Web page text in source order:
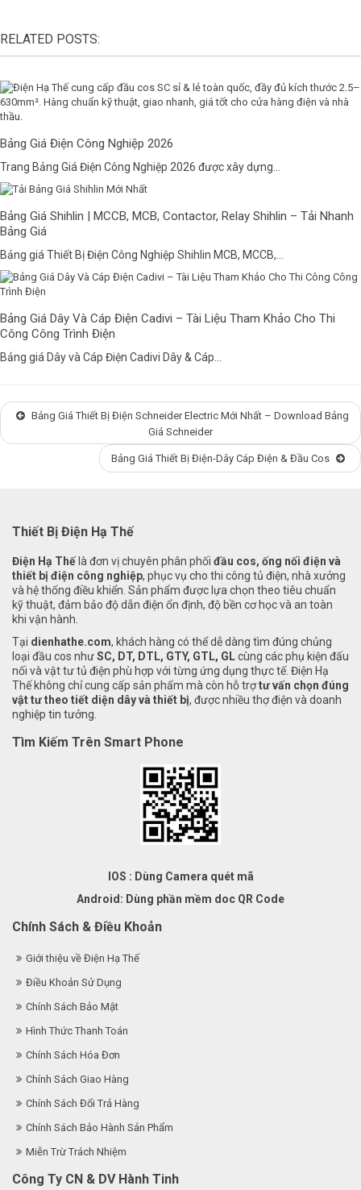
RELATED POSTS:
Bảng Giá Điện Công Nghiệp 2026
Trang Bảng Giá Điện Công Nghiệp 2026 được xây dựng...
Bảng Giá Shihlin | MCCB, MCB, Contactor, Relay Shihlin – Tải Nhanh
Bảng Giá
Bảng giá Thiết Bị Điện Công Nghiệp Shihlin MCB, MCCB,...
Bảng Giá Dây Và Cáp Điện Cadivi – Tài Liệu Tham Khảo Cho Thi
Công Công Trình Điện
Bảng giá Dây và Cáp Điện Cadivi Dây & Cáp...
Bảng Giá Thiết Bị Điện Schneider Electric Mới Nhất – Download Bảng
Giá Schneider
Bảng Giá Thiết Bị Điện-Dây Cáp Điện & Đầu Cos
Thiết Bị Điện Hạ Thế
Điện Hạ Thếlà đơn vị chuyên phân phối đầu cos, ống nối điện và
thiết bị điện công nghiệp, phục vụ cho thi công tủ điện, nhà xưởng
và hệ thống điều khiển. Sản phẩm được lựa chọn theo tiêu chuẩn
kỹ thuật, đảm bảo độ dẫn điện ổn định, độ bền cơ học và an toàn
khi vận hành.
Tại dienhathe.com, khách hàng có thể dễ dàng tìm đúng chủng
loại đầu cos nhưSC, DT, DTL, GTY, GTL, GLcùng các phụ kiện đấu
nối và vật tư tủ điện phù hợp với từng ứng dụng thực tế. Điện Hạ
Thế không chỉ cung cấp sản phẩm mà còn hỗ trợtư vấn chọn đúng
vật tư theo tiết diện dây và thiết bị, được nhiều thợ điện và doanh
nghiệp tin tưởng.
Tìm Kiếm Trên Smart Phone
IOS : Dùng Camera quét mã
Android: Dùng phần mềm doc QR Code
Chính Sách & Điều Khoản
Giới thiệu về Điện Hạ Thế
Điều Khoản Sử Dụng
Chính Sách Bảo Mật
Hình Thức Thanh Toán
Chính Sách Hóa Đơn
Chính Sách Giao Hàng
Chính Sách Đổi Trả Hàng
Chính Sách Bảo Hành Sản Phẩm
Miễn Trừ Trách Nhiệm
Công Ty CN & DV Hành Tinh